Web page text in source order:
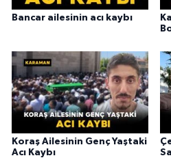
Bancar ailesinin acı kaybı
Koraş Ailesinin Genç Yaştaki
Acı Kaybı